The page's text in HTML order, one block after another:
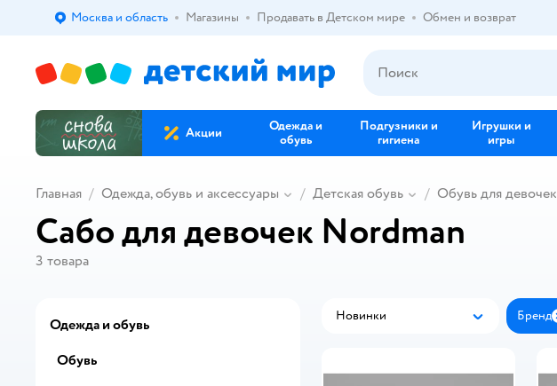
Выбор адреса доставки.
Москва и область Магазины Продавать в Детском мире Обмен и возврат
Акции
Одежда и
обувь
Подгузники и
гигиена
Игрушки и
игры
Главная Одежда, обувь и аксессуары Детская обувь Обувь для девочек
Сабо для девочек Nordman
3 товара
Новинки Бренд
Одежда и обувь
Обувь